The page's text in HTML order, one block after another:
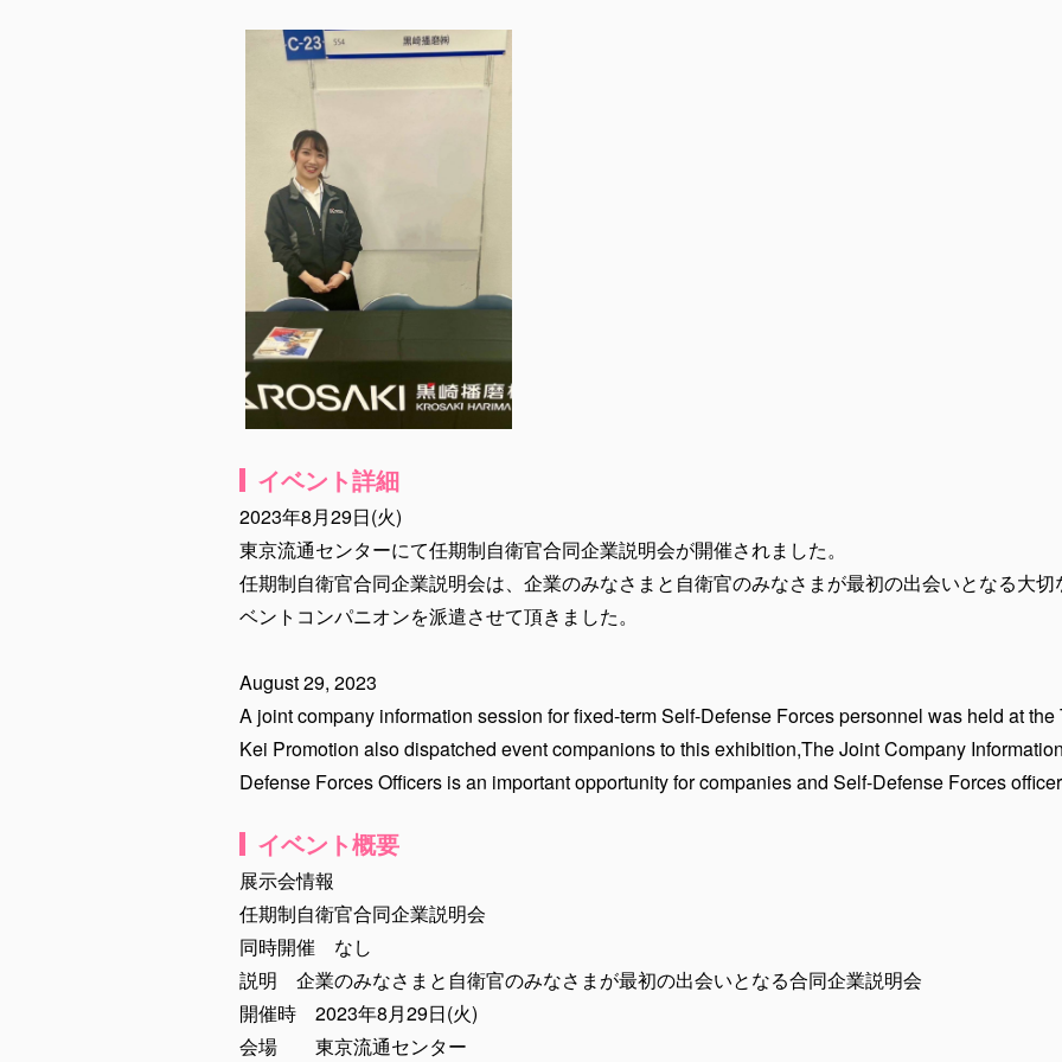
イベント詳細
2023年8月29日(火)
東京流通センターにて任期制自衛官合同企業説明会が開催されました。
任期制自衛官合同企業説明会は、企業のみなさまと自衛官のみなさまが最初の出会いとなる大
ベントコンパニオンを派遣させて頂きました。
August 29, 2023
A joint company information session for fixed-term Self-Defense Forces personnel was held at
Kei Promotion also dispatched event companions to this exhibition,The Joint Company
Defense Forces Officers is an important opportunity for companies and Self-Defense Forces
イベント概要
展示会情報
任期制自衛官合同企業説明会
同時開催 なし
説明 企業のみなさまと自衛官のみなさまが最初の出会いとなる合同企業説明会
開催時 2023年8月29日(火)
会場 東京流通センター